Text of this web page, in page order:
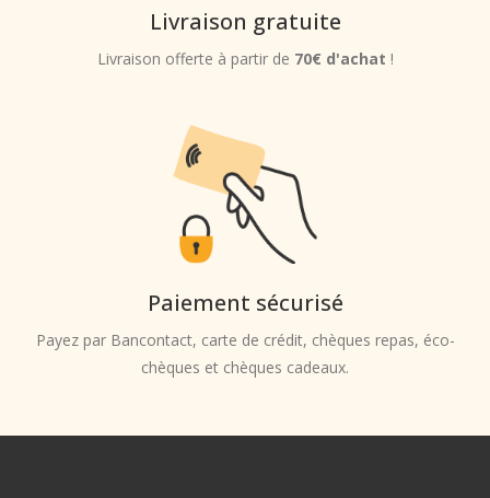
Livraison gratuite
Livraison offerte à partir de 70€ d'achat !
Paiement sécurisé
Payez par Bancontact, carte de crédit, chèques repas, éco-
chèques et chèques cadeaux.